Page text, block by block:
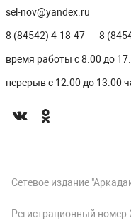
sel-nov@yandex.ru
8 (84542) 4-18-47 8
время работы с 8.00 до
перерыв с 12.00 до 13.00
Сетевое издание
Регистрационный